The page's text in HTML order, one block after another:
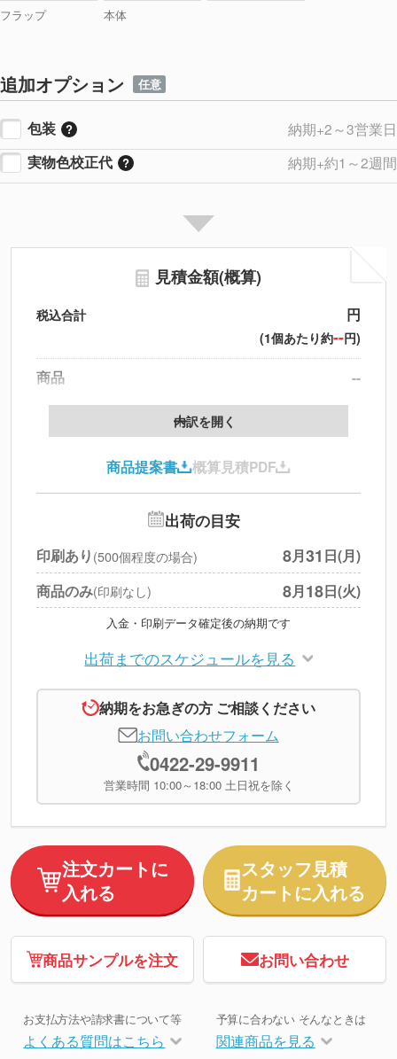
フラップ 本体
追加オプション 任意
包装
納期+2～3営業日
実物色校正代
納期+約1～2週間
見積金額(概算)
税込合計 円
(1個あたり約--円)
商品
--
製版代
印刷代
北海道・沖縄・離島 別途
※上記小計は税別です
内訳を開く
商品提案書 概算見積PDF
出荷の目安
印刷あり (500個程度の場合) 8月31 日(月)
商品のみ(印刷なし) 8月18日(火)
入金・印刷データ確定後の納期です
出荷までのスケジュールを見る
納期をお急ぎの方 ご相談ください
お問い合わせフォーム
0422-29-9911
営業時間 10:00～18:00 土日祝を除く
注文カートに
入れる
スタッフ見積
カートに入れる
商品サンプルを注文 お問い合わせ
お支払方法や請求書について等
よくある質問はこちら
予算に合わない そんなときは
関連商品を見る